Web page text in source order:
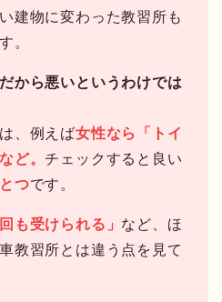
建物に変わった教習所も
。
から悪いというわけでは
、例えば女性なら「トイ
ど。チェックすると良い
つです。
も受けられる」 など、ほ
教習所とは違う点を見て